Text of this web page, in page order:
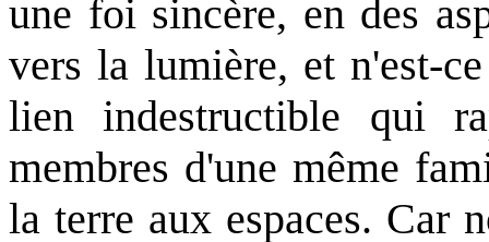
une foi sincère, en des
vers la lumière, et n'est-
lien indestructible qui
membres d'une même
la terre aux espaces. Car